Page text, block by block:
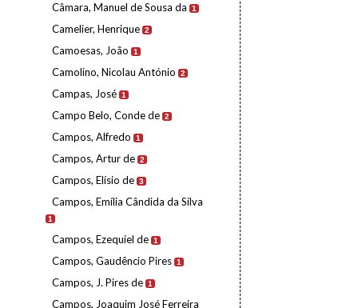
Câmara, Manuel de Sousa da 1
Camelier, Henrique 2
Camoesas, João 1
Camolino, Nicolau António 2
Campas, José 1
Campo Belo, Conde de 2
Campos, Alfredo 1
Campos, Artur de 2
Campos, Elísio de 3
Campos, Emília Cândida da Silva
1
Campos, Ezequiel de 1
Campos, Gaudêncio Pires 1
Campos, J. Pires de 1
Campos, Joaquim José Ferreira